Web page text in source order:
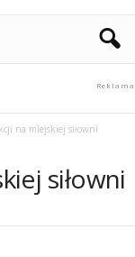
na miejskiej siłowni
siłowni